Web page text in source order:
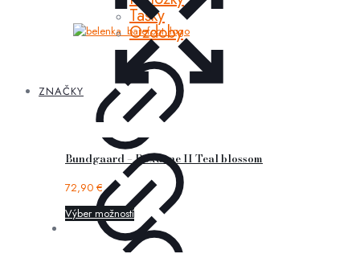
Tašky
Ozdoby
ZNAČKY
Bundgaard – Roxanne II Teal blossom
72,90 €
Výber možností